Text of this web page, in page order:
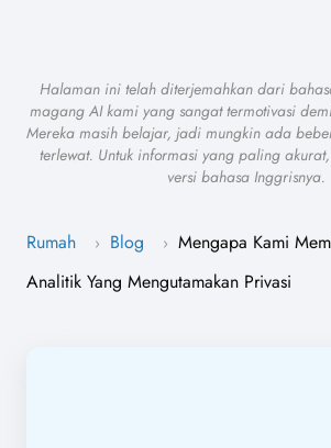
Halaman ini telah diterjemahkan dari
magang AI kami yang sangat termotivasi
Mereka masih belajar, jadi mungkin ada
terlewat. Untuk informasi yang paling
versi bahasa Inggrisnya.
Rumah › Blog › Mengapa Kami
Analitik Yang Mengutamakan Privasi